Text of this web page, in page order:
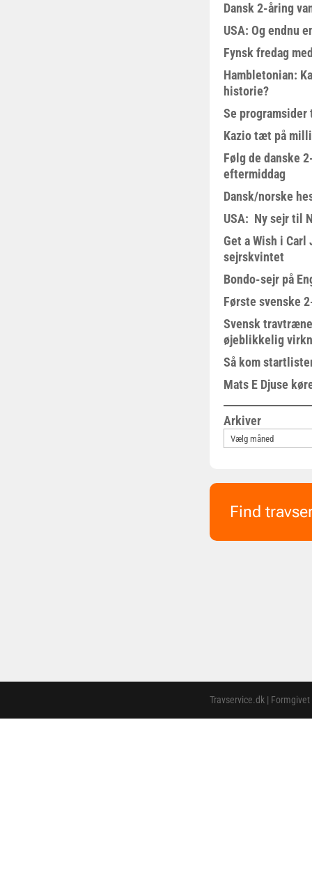
Dansk 2-åring
USA: Og endnu
Fynsk fredag
Hambletonian:
historie?
Se
Kazio tæt på
Følg de danske
eftermiddag
Dansk/norske
USA: Ny sejr til
Get a Wish i Carl
sejrskvintet
Bondo-sejr på
Første svenske
Svensk
øjeblikkelig
Så kom
Mats E Djuse
Arkiver
Find
Travservice.dk |